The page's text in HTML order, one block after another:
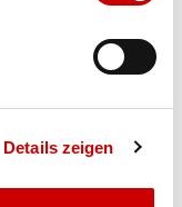
Details zeigen